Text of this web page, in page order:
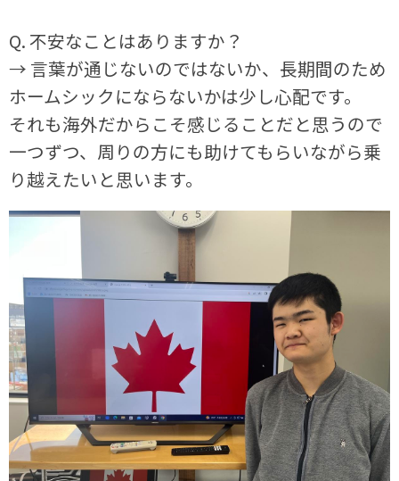
Q. 不安なことはありますか？
→ 言葉が通じないのではないか、長期間のため
ホームシックにならないかは少し心配です。
それも海外だからこそ感じることだと思うので
一つずつ、周りの方にも助けてもらいながら乗
り越えたいと思います。